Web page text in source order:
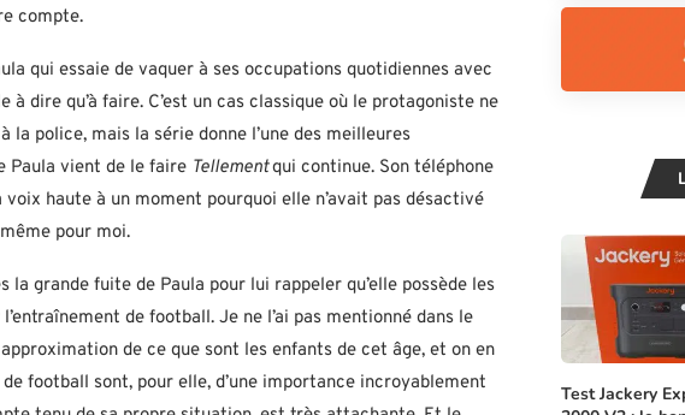
compte.
qui essaie de vaquer à ses occupations quotidiennes avec
dire qu’à faire. C’est un cas classique où le protagoniste ne
police, mais la série donne l’une des meilleures
Paula vient de le faire Tellementqui continue. Son téléphone
haute à un moment pourquoi elle n’avait pas désactivé
pour moi.
la grande fuite de Paula pour lui rappeler qu’elle possède les
de football. Je ne l’ai pas mentionné dans le
de ce que sont les enfants de cet âge, et on en
football sont, pour elle, d’une importance incroyablement
Test Jackery